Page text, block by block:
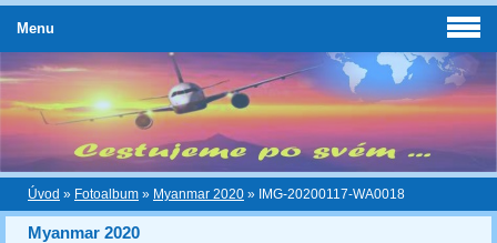
Úvod » Fotoalbum » Myanmar 2020 » IMG-20200117-WA0018
Myanmar 2020
Menu